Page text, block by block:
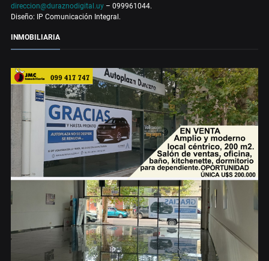
direccion@duraznodigital.uy – 099961044.
Diseño: IP Comunicación Integral.
INMOBILIARIA